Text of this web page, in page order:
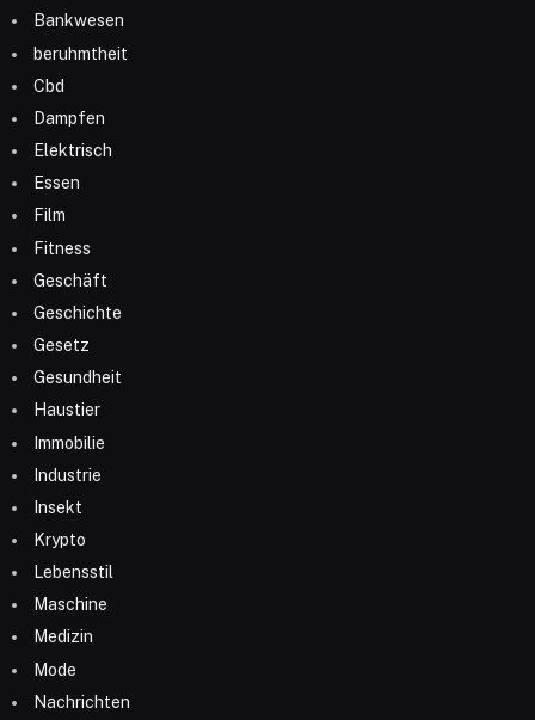
Bankwesen
beruhmtheit
Cbd
Dampfen
Elektrisch
Essen
Film
Fitness
Geschäft
Geschichte
Gesetz
Gesundheit
Haustier
Immobilie
Industrie
Insekt
Krypto
Lebensstil
Maschine
Medizin
Mode
Nachrichten